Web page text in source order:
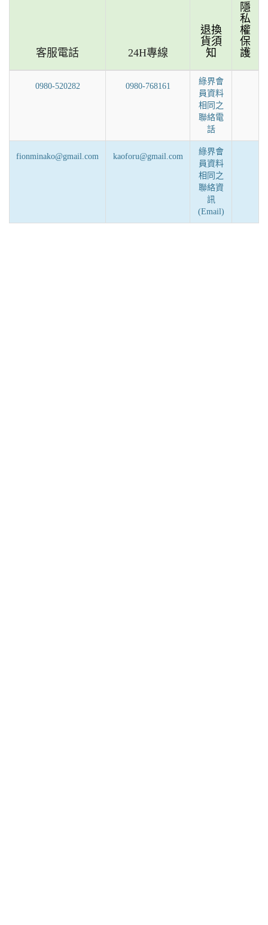
客服電話 24H專線
退換
貨須
知
隱
私
權
保
護
0980-520282 0980-768161
綠界會
員資料
相同之
聯絡電
話
fionminako@gmail.com kaoforu@gmail.com
綠界會
員資料
相同之
聯絡資
訊
(Email)